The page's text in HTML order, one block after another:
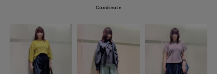
Coodinate